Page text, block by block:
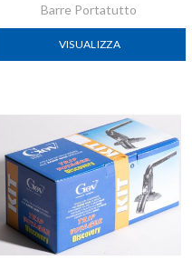
Barre Portatutto
VISUALIZZA